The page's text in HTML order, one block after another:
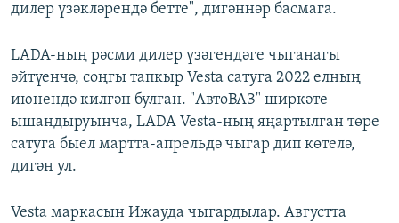
дилер үзәкләрендә бетте", дигәннәр басмага.
LADA-ның рәсми дилер үзәгендәге чыганагы
әйтүенчә, соңгы тапкыр Vesta сатуга 2022 елның
июнендә килгән булган. "АвтоВАЗ" ширкәте
ышандыруынча, LADA Vesta-ның яңартылган төре
сатуга быел мартта-апрельдә чыгар дип көтелә,
дигән ул.
Vesta маркасын Ижауда чыгардылар. Августта